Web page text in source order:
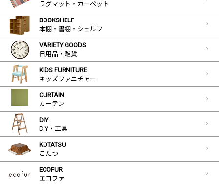
ラグマット・カーペット
BOOKSHELF
本棚・書棚・シェルフ
VARIETY GOODS
日用品・雑貨
KIDS FURNITURE
キッズファニチャー
CURTAIN
カーテン
DIY
DIY・工具
KOTATSU
こたつ
ECOFUR
エコファ